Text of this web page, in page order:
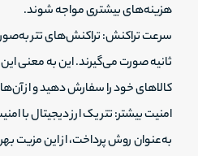
هزینه‌های بیشتری مواجه شوند.
سرعت تراکنش: تراکنش‌های تتر
ثانیه صورت می‌گیرند. این به معنی
کالاهای خود را سفارش دهید و از
امنیت بیشتر: تتر یک ارز دیجیتال با
به‌عنوان روش پرداخت، از این مزیت